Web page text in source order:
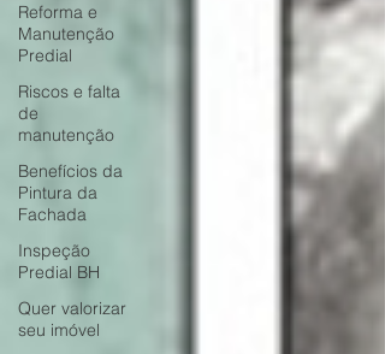
Reforma e
Manutenção
Predial
Riscos e falta
de
manutenção
Benefícios da
Pintura da
Fachada
Inspeção
Predial BH
Quer valorizar
seu imóvel